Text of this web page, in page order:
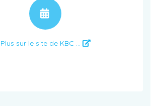
Plus sur le site de KBC ...